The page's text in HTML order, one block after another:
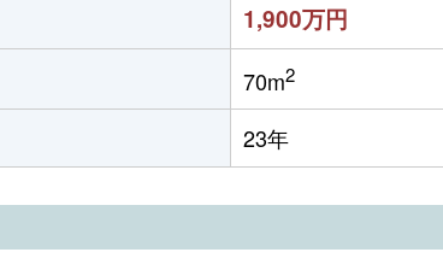
1,900万円
70m2
23年